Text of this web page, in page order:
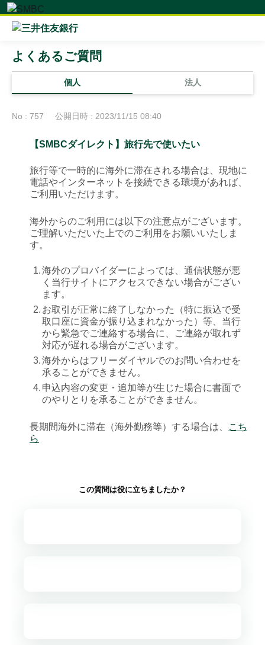
個人 法人
よくあるご質問
No : 757 公開日時 : 2023/11/15 08:40
【SMBCダイレクト】旅行先で使いたい
旅行等で一時的に海外に滞在される場合は、現地に
電話やインターネットを接続できる環境があれば、
ご利用いただけます。
海外からのご利用には以下の注意点がございます。
ご理解いただいた上でのご利用をお願いいたしま
す。
1.海外のプロバイダーによっては、通信状態が悪
く当行サイトにアクセスできない場合がござい
ます。
2. お取引が正常に終了しなかった（特に振込で受
取口座に資金が振り込まれなかった）等、当行
から緊急でご連絡する場合に、ご連絡が取れず
対応が遅れる場合がございます。
3.海外からはフリーダイヤルでのお問い合わせを
承ることができません。
4. 申込内容の変更・追加等が生じた場合に書面で
のやりとりを承ることができません。
長期間海外に滞在（海外勤務等）する場合は、
こち
ら
この質問は役に立ちましたか？